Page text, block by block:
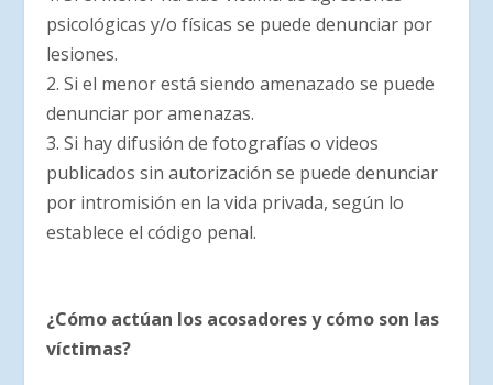
psicológicas y/o físicas se puede denunciar por
lesiones.
2. Si el menor está siendo amenazado se puede
denunciar por amenazas.
3. Si hay difusión de fotografías o videos
publicados sin autorización se puede denunciar
por intromisión en la vida privada, según lo
establece el código penal.
¿Cómo actúan los acosadores y cómo son las
víctimas?